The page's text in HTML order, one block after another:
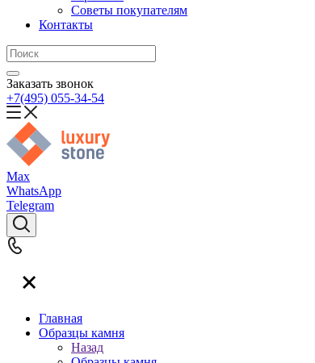
Советы покупателям
Контакты
Заказать звонок
+7(495) 055-34-54
Max
WhatsApp
Telegram
Главная
Образцы камня
Назад